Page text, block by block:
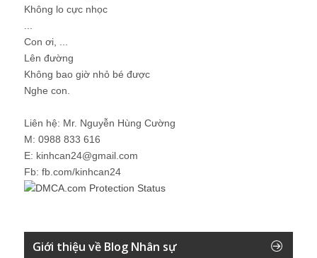
Không lo cực nhọc
Con ơi, ...
Lên đường
Không bao giờ nhỏ bé được
Nghe con.
Liên hệ: Mr. Nguyễn Hùng Cường
M: 0988 833 616
E: kinhcan24@gmail.com
Fb: fb.com/kinhcan24
Giới thiệu về Blog Nhân sự